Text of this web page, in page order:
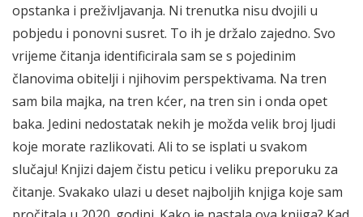
opstanka i preživljavanja. Ni trenutka nisu dvojili u
pobjedu i ponovni susret. To ih je držalo zajedno. Svo
vrijeme čitanja identificirala sam se s pojedinim
članovima obitelji i njihovim perspektivama. Na tren
sam bila majka, na tren kćer, na tren sin i onda opet
baka. Jedini nedostatak nekih je možda velik broj ljudi
koje morate razlikovati. Ali to se isplati u svakom
slučaju! Knjizi dajem čistu peticu i veliku preporuku za
čitanje. Svakako ulazi u deset najboljih knjiga koje sam